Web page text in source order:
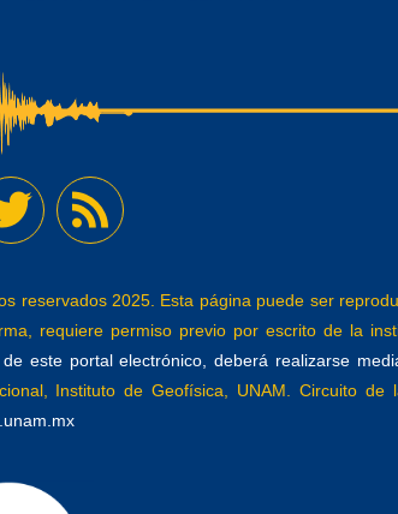
reservados 2025. Esta página puede ser
requiere permiso previo por escrito de la
este portal electrónico, deberá realizarse
Instituto de Geofísica, UNAM. Circuito de